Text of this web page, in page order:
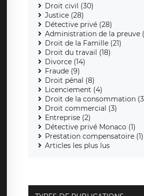
Droit civil (30)
Justice (28)
Détective privé (28)
Administration de la preuve
Droit de la Famille (21)
Droit du travail (18)
Divorce (14)
Fraude (9)
Droit pénal (8)
Licenciement (4)
Droit de la consommation
Droit commercial (3)
Entreprise (2)
Détective privé Monaco (1)
Prestation compensatoire (1)
Articles les plus lus